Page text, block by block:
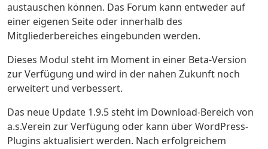
austauschen können. Das Forum kann entweder auf
einer eigenen Seite oder innerhalb des
Mitgliederbereiches eingebunden werden.
Dieses Modul steht im Moment in einer Beta-Version
zur Verfügung und wird in der nahen Zukunft noch
erweitert und verbessert.
Das neue Update 1.9.5 steht im Download-Bereich von
a.s.Verein zur Verfügung oder kann über WordPress-
Plugins aktualisiert werden. Nach erfolgreichem